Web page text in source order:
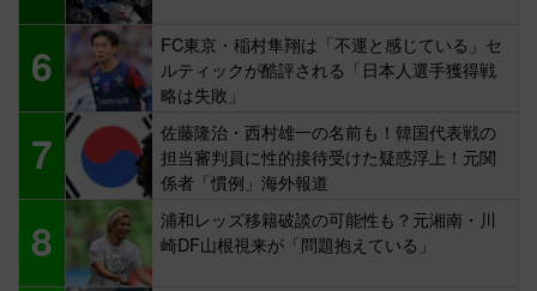
6
FC東京・稲村隼翔は「不運と感じている」セ
ルティックが酷評される「日本人選手獲得戦
略は失敗」
7
佐藤隆治・西村雄一の名前も！韓国代表戦の
担当審判員に性的接待受けた疑惑浮上！元関
係者「慣例」海外報道
8
浦和レッズ移籍破談の可能性も？元湘南・川
崎DF山根視来が「問題抱えている」